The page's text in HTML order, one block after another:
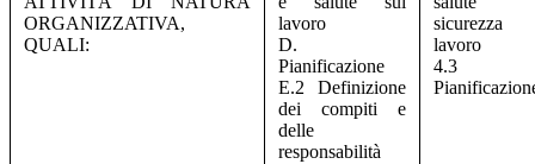
ORGANIZZATIVA,
QUALI:
lavoro
D.
Pianificazione
E.2 Definizione
dei compiti e
delle
responsabilità
sicurezza
lavoro
4.3